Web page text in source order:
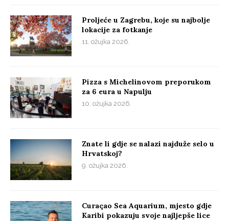
Proljeće u Zagrebu, koje su najbolje
lokacije za fotkanje
11. ožujka 2026.
Pizza s Michelinovom preporukom
za 6 eura u Napulju
10. ožujka 2026.
Znate li gdje se nalazi najduže selo u
Hrvatskoj?
9. ožujka 2026.
Curaçao Sea Aquarium, mjesto gdje
Karibi pokazuju svoje najljepše lice